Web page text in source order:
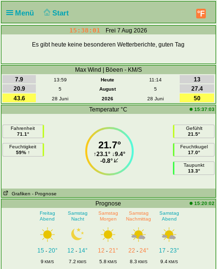
Menü Start °F
15:38:01 Frei 7 Aug 2026
Es gibt heute keine besonderen Wetterberichte, guten Tag
Max Wind | Böeen - KM/S
7.9
13:59 Heute 11:14
13
20.9
5 August 5
27.4
43.6
28 Juni 2026 28 Juni
50
Temperatur °C
15:37:03
Fahrenheit
71.1°
Feuchtigkeit
59% ↑
21.7°
↑23.1°↓9.4°
-0.8°
Gefühlt
21.5°
Feuchtkugel
17.0°
Taupunkt
13.3°
Grafiken - Prognose
Prognose
15:20:02
Freitag
Abend
Samstag
Nacht
Samstag
Morgen
Samstag
Nachmittag
Samstag
Abend
15- 20° 12 - 14° 12 -21° 22 -24° 17 -23°
9 KM/S 7.2 KM/S 5.8 KM/S 8.3 KM/S 9.4 KM/S